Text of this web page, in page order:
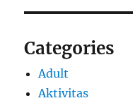
Categories
Adult
Aktivitas